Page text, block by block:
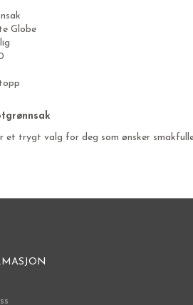
Globe
et trygt valg for deg som ønsker